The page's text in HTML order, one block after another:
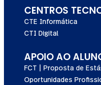
CENTROS
CTE Informática
CTI Digital
APOIO AO
FCT | Proposta de
Oportunidades